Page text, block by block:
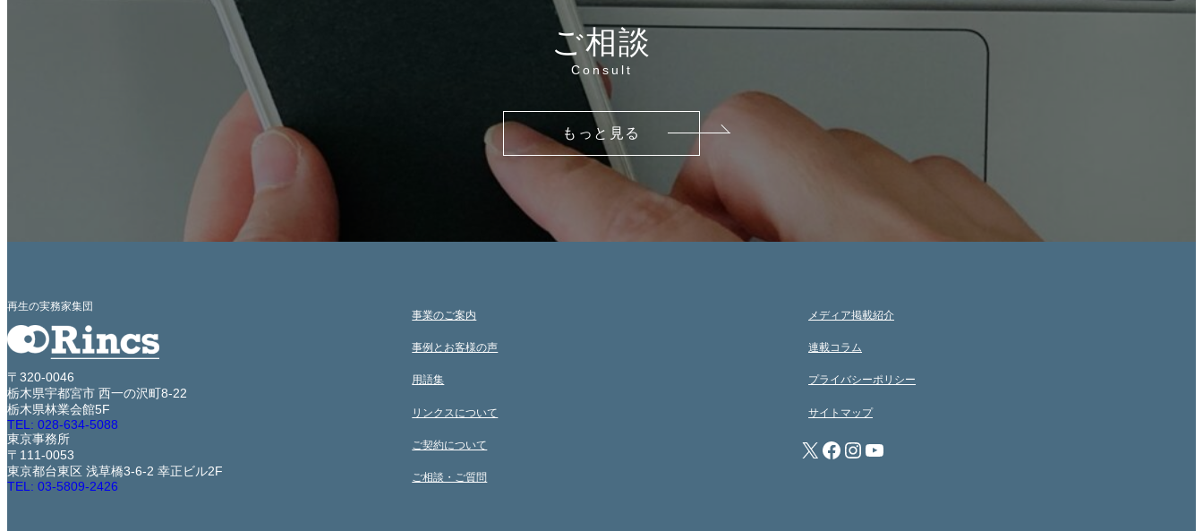
ご相談
Consult
もっと見る
再生の実務家集団
〒320-0046
栃木県宇都宮市 西一の沢町8-22
栃木県林業会館5F
TEL: 028-634-5088
東京事務所
〒111-0053
東京都台東区 浅草橋3-6-2 幸正ビル2F
TEL: 03-5809-2426
事業のご案内
事例とお客様の声
用語集
リンクスについて
ご契約について
ご相談・ご質問
メディア掲載紹介
連載コラム
プライバシーポリシー
サイトマップ
X Facebook Instagram YouTube